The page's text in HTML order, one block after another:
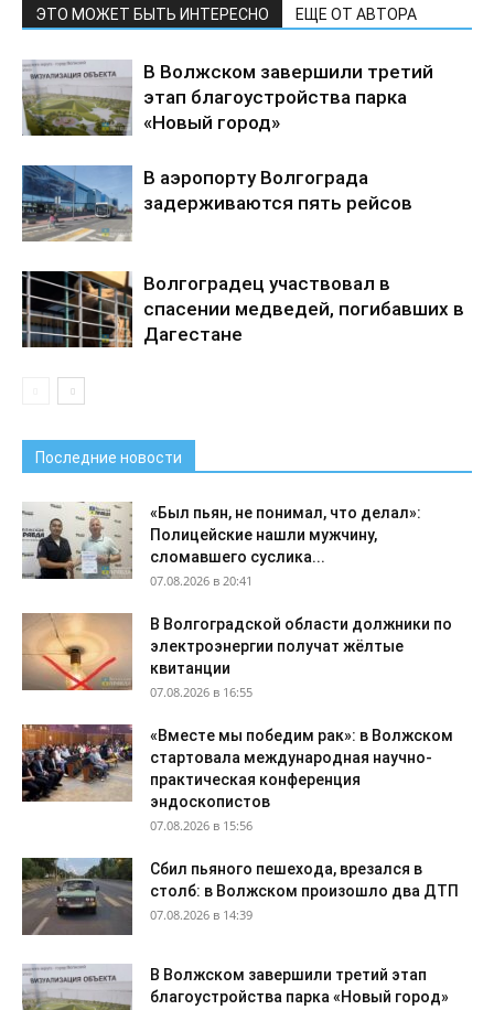
ЭТО МОЖЕТ БЫТЬ ИНТЕРЕСНО ЕЩЕ ОТ АВТОРА
В Волжском завершили третий
этап благоустройства парка
«Новый город»
В аэропорту Волгограда
задерживаются пять рейсов
Волгоградец участвовал в
спасении медведей, погибавших в
Дагестане
Последние новости
«Был пьян, не понимал, что делал»:
Полицейские нашли мужчину,
сломавшего суслика...
07.08.2026 в 20:41
В Волгоградской области должники по
электроэнергии получат жёлтые
квитанции
07.08.2026 в 16:55
«Вместе мы победим рак»: в Волжском
стартовала международная научно-
практическая конференция
эндоскопистов
07.08.2026 в 15:56
Сбил пьяного пешехода, врезался в
столб: в Волжском произошло два ДТП
07.08.2026 в 14:39
В Волжском завершили третий этап
благоустройства парка «Новый город»